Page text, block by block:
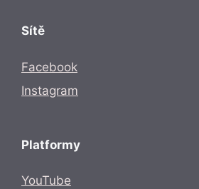
Sítě
Facebook
Instagram
Platformy
YouTube